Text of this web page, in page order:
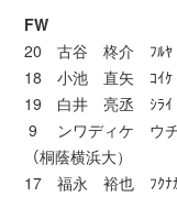
FW
20 古谷 柊介 ﾌﾙﾔ ｼ
18 小池 直矢 ｺｲｹ ﾅ
19 白井 亮丞 ｼﾗｲ ﾘ
9 ンワディケ ウチ
（桐蔭横浜大）
17 福永 裕也 ﾌｸﾅｶﾞ